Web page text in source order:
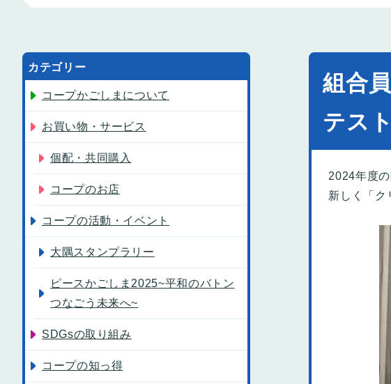
組合
テス
2024年度
新しく「ク
カテゴリー
コープかごしまについて
お買い物・サービス
個配・共同購入
コープのお店
コープの活動・イベント
大隅スタンプラリー
ピースかごしま2025~平和のバトン
つなごう未来へ~
SDGsの取り組み
コープの知っ得